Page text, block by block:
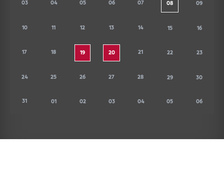
03 04 05 06 07 08 09
10 11 12 13 14 15 16
17 18 19 20 21 22 23
24 25 26 27 28 29 30
31 01 02 03 04 05 06